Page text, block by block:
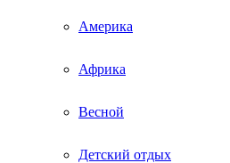
Америка
Африка
Весной
Детский отдых